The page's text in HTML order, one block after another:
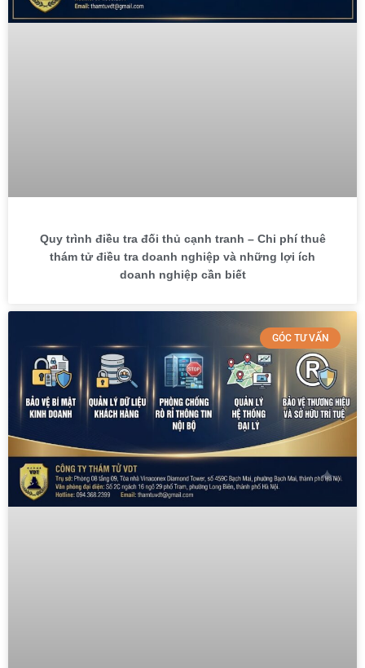
Quy trình điều tra đối thủ cạnh tranh – Chi phí thuê
thám tử điều tra doanh nghiệp và những lợi ích
doanh nghiệp cần biết
GÓC TƯ VẤN